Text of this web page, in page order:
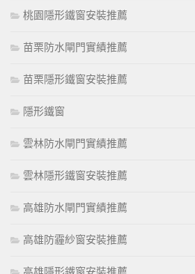
桃園隱形鐵窗安裝推薦
苗栗防水閘門實績推薦
苗栗隱形鐵窗安裝推薦
隱形鐵窗
雲林防水閘門實績推薦
雲林隱形鐵窗安裝推薦
高雄防水閘門實績推薦
高雄防霾紗窗安裝推薦